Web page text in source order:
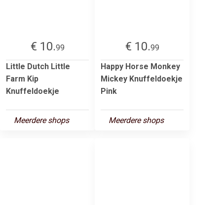
€ 10.99
Little Dutch Little
Farm Kip
Knuffeldoekje
Meerdere shops
€ 10.99
Happy Horse Monkey
Mickey Knuffeldoekje
Pink
Meerdere shops